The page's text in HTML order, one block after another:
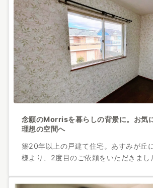
念願のMorrisを暮らしの背景に。お気
理想の空間へ
築20年以上の戸建て住宅。あすみが丘
様より、2度目のご依頼をいただきまし